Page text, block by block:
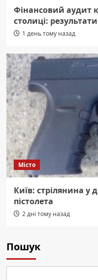
Фінансовий аудит
столиці:
1 день тому назад
Місто
Київ: стрілянина у
пістолета
2 дні тому назад
Пошук